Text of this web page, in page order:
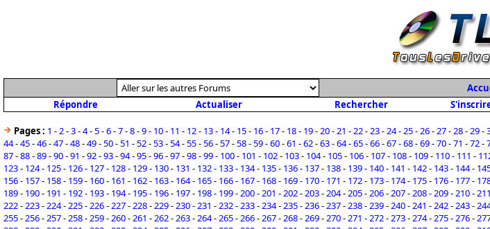
Répondre
Actualiser Rechercher
Pages : 1 -2-3-4-5-6-7-8-9- 10- 11 - 12- 13- 14- 15- 16- 17- 18- 19-20-21 -22-23-24-25-26-27-28-29-
44-45-46-47-48-49-50-51 -52-53-54-55-56-57-58-59-60-61 -62-63-64-65-66-67-68-69-70-71 -72-
87-88-89-90-91 -92-93-94-95-96-97-98-99- 100- 101 - 102- 103- 104- 105- 106- 107- 108- 109- 110- 111 -
123- 124- 125- 126- 127- 128- 129- 130- 131 - 132- 133- 134- 135- 136- 137- 138- 139- 140- 141 - 142- 143- 144-
156- 157- 158- 159- 160- 161 - 162- 163- 164- 165- 166- 167- 168- 169- 170- 171 - 172- 173- 174- 175- 176- 177-
189- 190- 191 - 192- 193- 194- 195- 196- 197- 198- 199-200-201 -202-203-204-205-206-207-208-209-210-211
222-223-224-225-226-227-228-229-230-231 -232-233-234-235-236-237-238-239-240-241 -242-243-
255-256-257-258-259-260-261 -262-263-264-265-266-267-268-269-270-271 -272-273-274-275-276-